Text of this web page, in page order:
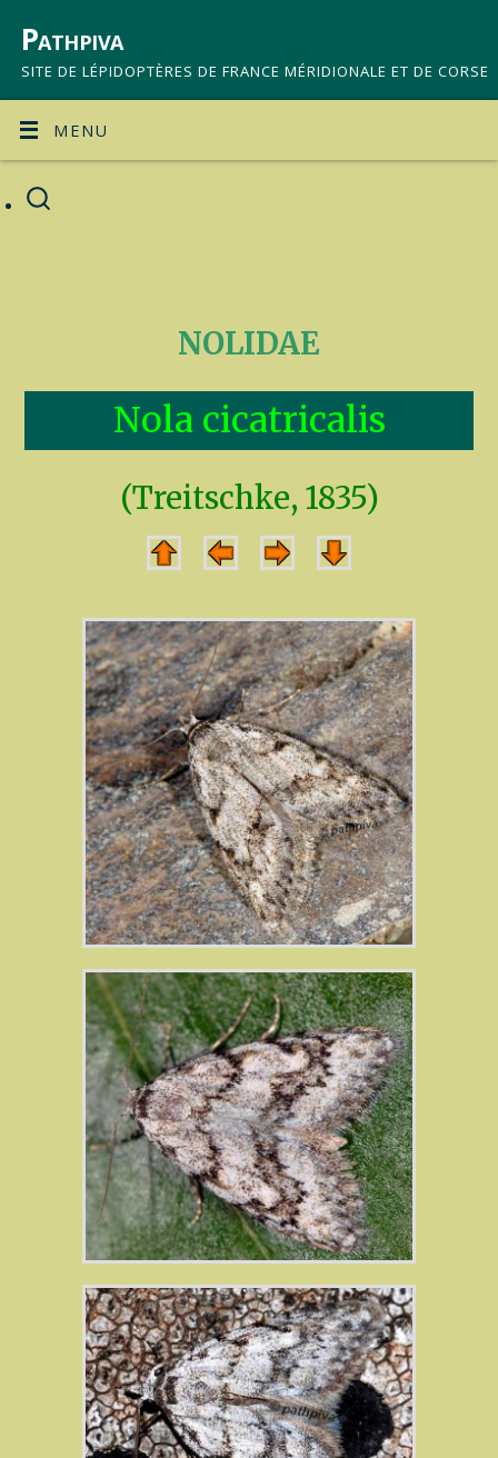
Pathpiva
SITE DE LÉPIDOPTÈRES DE FRANCE MÉRIDIONALE ET DE CORSE
MENU
NOLIDAE
Nola cicatricalis
(Treitschke, 1835)